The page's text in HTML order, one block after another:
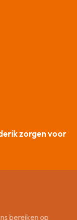
zorgen voor
bereiken op